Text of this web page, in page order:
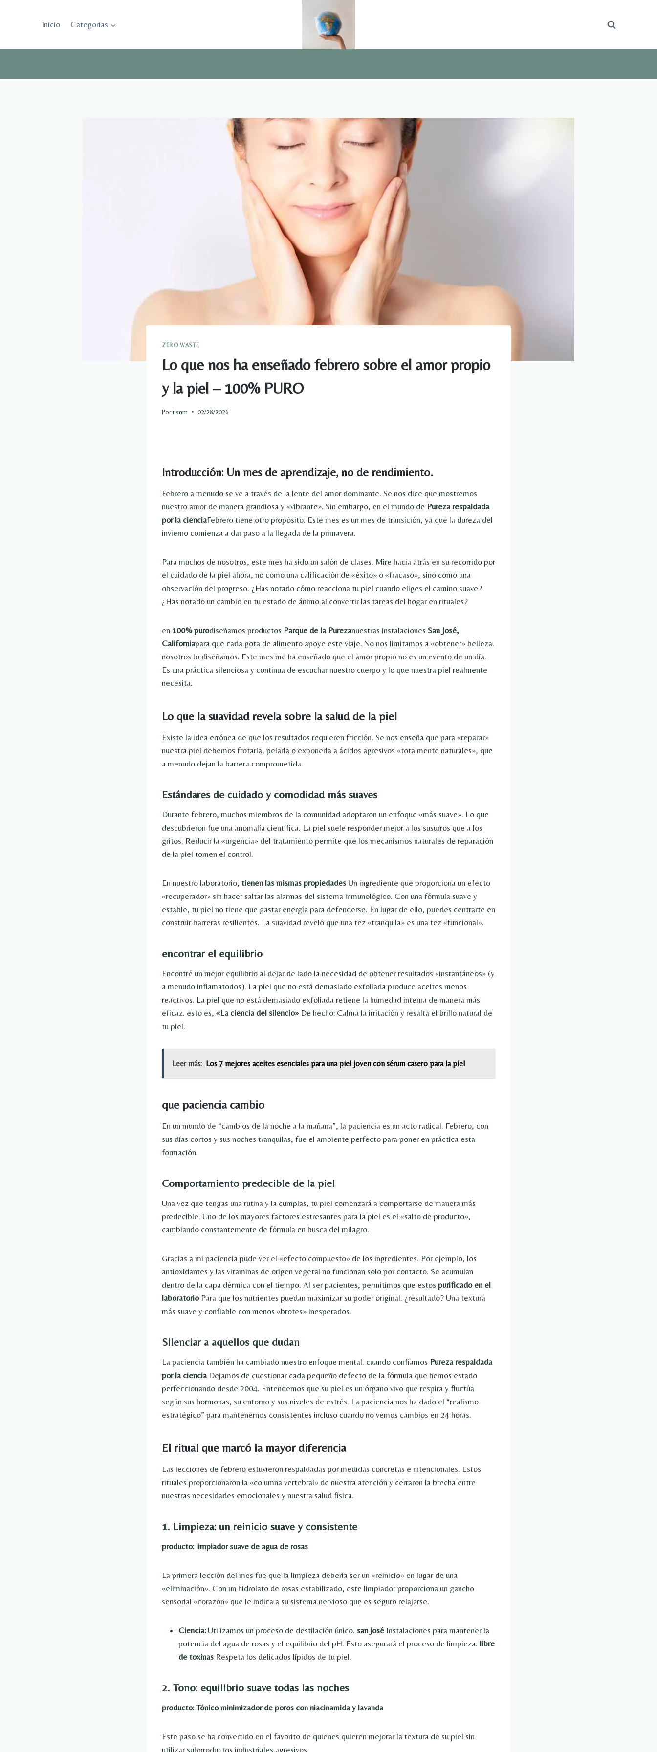
Inicio Categorias
ZERO WASTE
Lo que nos ha enseñado febrero sobre el amor propio
y la piel – 100% PURO
Portisnm 02/28/2026
Introducción: Un mes de aprendizaje, no de rendimiento.
Febrero a menudo se ve a través de la lente del amor dominante. Se nos dice que mostremos
nuestro amor de manera grandiosa y «vibrante». Sin embargo, en el mundo de Pureza respaldada
por la cienciaFebrero tiene otro propósito. Este mes es un mes de transición, ya que la dureza del
invierno comienza a dar paso a la llegada de la primavera.
Para muchos de nosotros, este mes ha sido un salón de clases. Mire hacia atrás en su recorrido por
el cuidado de la piel ahora, no como una calificación de «éxito» o «fracaso», sino como una
observación del progreso. ¿Has notado cómo reacciona tu piel cuando eliges el camino suave?
¿Has notado un cambio en tu estado de ánimo al convertir las tareas del hogar en rituales?
en 100% purodiseñamos productos Parque de la Purezanuestras instalaciones San José,
Californiapara que cada gota de alimento apoye este viaje. No nos limitamos a «obtener» belleza.
nosotros lo diseñamos. Este mes me ha enseñado que el amor propio no es un evento de un día.
Es una práctica silenciosa y continua de escuchar nuestro cuerpo y lo que nuestra piel realmente
necesita.
Lo que la suavidad revela sobre la salud de la piel
Existe la idea errónea de que los resultados requieren fricción. Se nos enseña que para «reparar»
nuestra piel debemos frotarla, pelarla o exponerla a ácidos agresivos «totalmente naturales», que
a menudo dejan la barrera comprometida.
Estándares de cuidado y comodidad más suaves
Durante febrero, muchos miembros de la comunidad adoptaron un enfoque «más suave». Lo que
descubrieron fue una anomalía científica. La piel suele responder mejor a los susurros que a los
gritos. Reducir la «urgencia» del tratamiento permite que los mecanismos naturales de reparación
de la piel tomen el control.
En nuestro laboratorio, tienen las mismas propiedades Un ingrediente que proporciona un efecto
«recuperador» sin hacer saltar las alarmas del sistema inmunológico. Con una fórmula suave y
estable, tu piel no tiene que gastar energía para defenderse. En lugar de ello, puedes centrarte en
construir barreras resilientes. La suavidad reveló que una tez «tranquila» es una tez «funcional».
encontrar el equilibrio
Encontré un mejor equilibrio al dejar de lado la necesidad de obtener resultados «instantáneos» (y
a menudo inflamatorios). La piel que no está demasiado exfoliada produce aceites menos
reactivos. La piel que no está demasiado exfoliada retiene la humedad interna de manera más
eficaz. esto es, «La ciencia del silencio»De hecho: Calma la irritación y resalta el brillo natural de
tu piel.
Leer más: Los 7 mejores aceites esenciales para una piel joven con sérum casero para la piel
que paciencia cambio
En un mundo de “cambios de la noche a la mañana”, la paciencia es un acto radical. Febrero, con
sus días cortos y sus noches tranquilas, fue el ambiente perfecto para poner en práctica esta
formación.
Comportamiento predecible de la piel
Una vez que tengas una rutina y la cumplas, tu piel comenzará a comportarse de manera más
predecible. Uno de los mayores factores estresantes para la piel es el «salto de producto»,
cambiando constantemente de fórmula en busca del milagro.
Gracias a mi paciencia pude ver el «efecto compuesto» de los ingredientes. Por ejemplo, los
antioxidantes y las vitaminas de origen vegetal no funcionan solo por contacto. Se acumulan
dentro de la capa dérmica con el tiempo. Al ser pacientes, permitimos que estos purificado en el
laboratorioPara que los nutrientes puedan maximizar su poder original. ¿resultado? Una textura
más suave y confiable con menos «brotes» inesperados.
Silenciar a aquellos que dudan
La paciencia también ha cambiado nuestro enfoque mental. cuando confiamos Pureza respaldada
por la ciencia Dejamos de cuestionar cada pequeño defecto de la fórmula que hemos estado
perfeccionando desde 2004. Entendemos que su piel es un órgano vivo que respira y fluctúa
según sus hormonas, su entorno y sus niveles de estrés. La paciencia nos ha dado el “realismo
estratégico” para mantenernos consistentes incluso cuando no vemos cambios en 24 horas.
El ritual que marcó la mayor diferencia
Las lecciones de febrero estuvieron respaldadas por medidas concretas e intencionales. Estos
rituales proporcionaron la «columna vertebral» de nuestra atención y cerraron la brecha entre
nuestras necesidades emocionales y nuestra salud física.
1. Limpieza: un reinicio suave y consistente
producto: limpiador suave de agua de rosas
La primera lección del mes fue que la limpieza debería ser un «reinicio» en lugar de una
«eliminación». Con un hidrolato de rosas estabilizado, este limpiador proporciona un gancho
sensorial «corazón» que le indica a su sistema nervioso que es seguro relajarse.
Ciencia:Utilizamos un proceso de destilación único. san josé Instalaciones para mantener la
potencia del agua de rosas y el equilibrio del pH. Esto asegurará el proceso de limpieza. libre
de toxinas Respeta los delicados lípidos de tu piel.
2. Tono: equilibrio suave todas las noches
producto: Tónico minimizador de poros con niacinamida y lavanda
Este paso se ha convertido en el favorito de quienes quieren mejorar la textura de su piel sin
utilizar subproductos industriales agresivos.